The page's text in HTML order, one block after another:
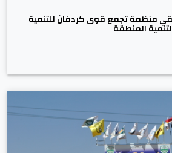
منظمة تجمع قوى كردفان للتنمية
المنطقة